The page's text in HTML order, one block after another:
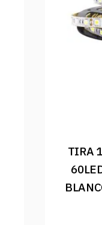
TIRA